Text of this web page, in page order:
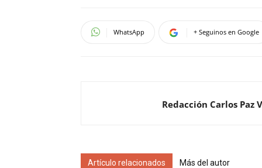
WhatsApp + Seguinos en Google
Redacción Carlos Paz
Artículo relacionados Más del autor